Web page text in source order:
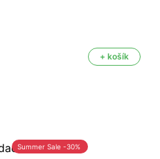
+ košík
Summer Sale -30%